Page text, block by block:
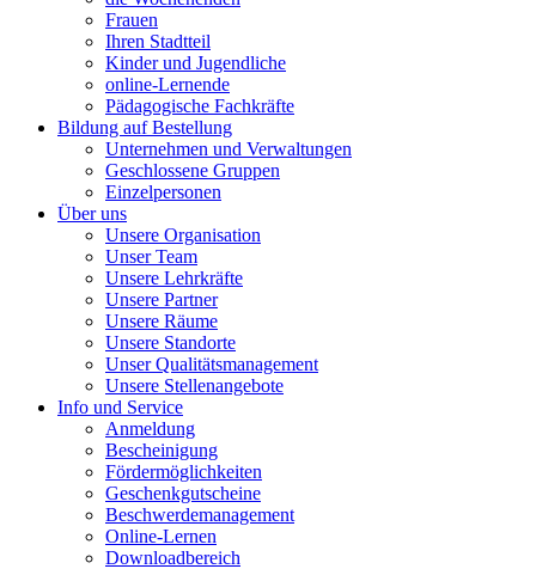
Frauen
Ihren Stadtteil
Kinder und Jugendliche
online-Lernende
Pädagogische Fachkräfte
Bildung auf Bestellung
Unternehmen und Verwaltungen
Geschlossene Gruppen
Einzelpersonen
Über uns
Unsere Organisation
Unser Team
Unsere Lehrkräfte
Unsere Partner
Unsere Räume
Unsere Standorte
Unser Qualitätsmanagement
Unsere Stellenangebote
Info und Service
Anmeldung
Bescheinigung
Fördermöglichkeiten
Geschenkgutscheine
Beschwerdemanagement
Online-Lernen
Downloadbereich